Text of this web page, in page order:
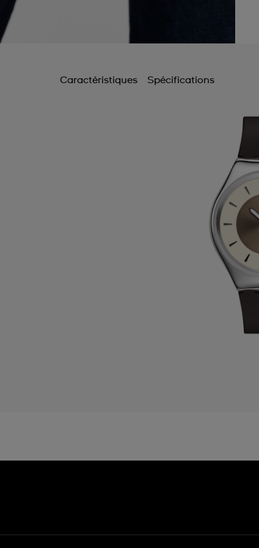
Caractéristiques Spécifications